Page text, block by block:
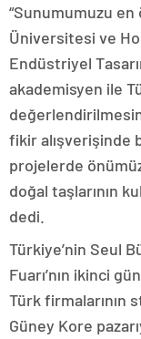
“Sunumumuzu en
Üniversitesi ve
Endüstriyel
akademisyen ile
fikir alışverişinde
projelerde
doğal taşlarının
dedi.
Türkiye’nin Seul
Fuarı’nın ikinci
Türk firmalarının
Güney Kore